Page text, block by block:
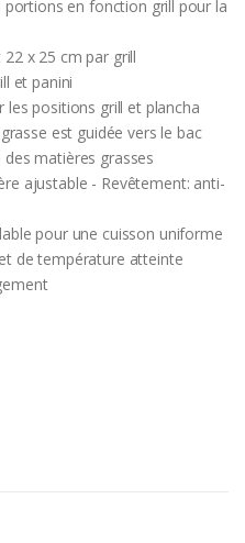
portions en fonction grill pour la
x 25 cm par grill
et panini
les positions grill et plancha
est guidée vers le bac
des matières grasses
ajustable - Revêtement: anti-
pour une cuisson uniforme
de température atteinte